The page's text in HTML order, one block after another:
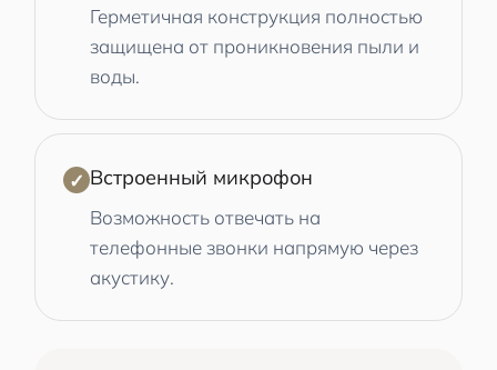
Герметичная конструкция полностью
защищена от проникновения пыли и
воды.
✓ Встроенный микрофон
Возможность отвечать на
телефонные звонки напрямую через
акустику.